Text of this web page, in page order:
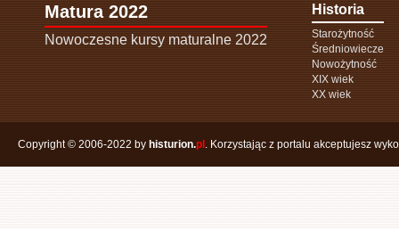
Matura 2022
Nowoczesne kursy maturalne 2022
Historia
Starożytność
Średniowiecze
Nowożytność
XIX wiek
XX wiek
Copyright © 2006-2022 by histurion.pl . Korzystając z portalu akceptujesz